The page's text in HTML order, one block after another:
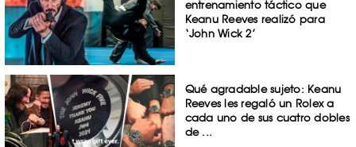
entrenamiento táctico que
Keanu Reeves realizó para
‘John Wick 2’
Qué agradable sujeto: Keanu
Reeves les regaló un Rolex a
cada uno de sus cuatro dobles
de ...